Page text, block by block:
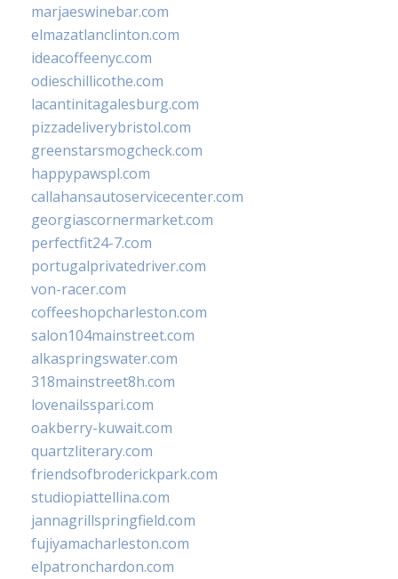
marjaeswinebar.com
elmazatlanclinton.com
ideacoffeenyc.com
odieschillicothe.com
lacantinitagalesburg.com
pizzadeliverybristol.com
greenstarsmogcheck.com
happypawspl.com
callahansautoservicecenter.com
georgiascornermarket.com
perfectfit24-7.com
portugalprivatedriver.com
von-racer.com
coffeeshopcharleston.com
salon104mainstreet.com
alkaspringswater.com
318mainstreet8h.com
lovenailsspari.com
oakberry-kuwait.com
quartzliterary.com
friendsofbroderickpark.com
studiopiattellina.com
jannagrillspringfield.com
fujiyamacharleston.com
elpatronchardon.com